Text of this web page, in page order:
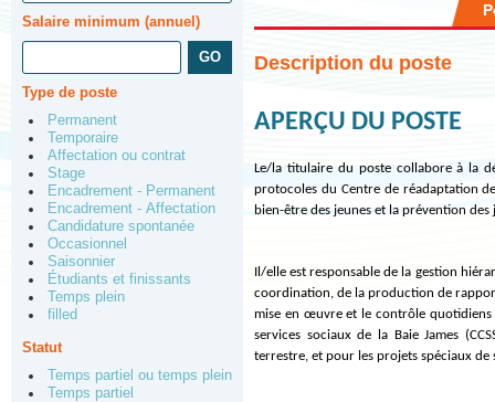
Salaire minimum (annuel)
Type de poste
Permanent
Temporaire
Affectation ou contrat
Stage
Encadrement - Permanent
Encadrement - Affectation
Candidature spontanée
Occasionnel
Saisonnier
Étudiants et finissants
Temps plein
filled
Statut
Temps partiel ou temps plein
Temps partiel
Description du poste
APERÇU DU POSTE
Le/la titulaire du poste collabore à la
protocoles du Centre de réadaptation
bien-être des jeunes et la prévention
Il/elle est responsable de la gestion
coordination, de la production de
mise en œuvre et le contrôle quotidiens
services sociaux de la Baie James
terrestre, et pour les projets spéciaux de